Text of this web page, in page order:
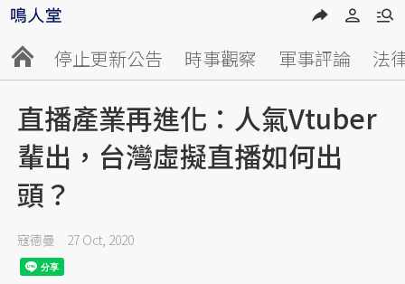
停止更新公告 時事觀察 軍事評論 法
直播產業再進化：人氣Vtuber
輩出，台灣虛擬直播如何出
頭？
寇德曼 27 Oct, 2020